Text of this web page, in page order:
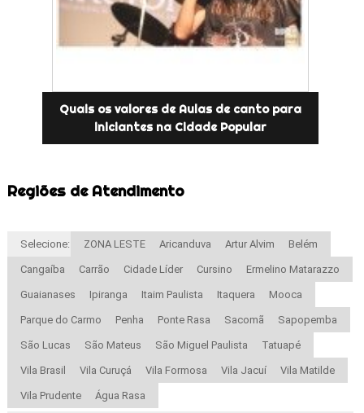
Quais os valores de Aulas de canto para
iniciantes na Cidade Popular
Regiões de Atendimento
Selecione: ZONA LESTE Aricanduva Artur Alvim Belém
Cangaíba Carrão Cidade Líder Cursino Ermelino Matarazzo
Guaianases Ipiranga Itaim Paulista Itaquera Mooca
Parque do Carmo Penha Ponte Rasa Sacomã Sapopemba
São Lucas São Mateus São Miguel Paulista Tatuapé
Vila Brasil Vila Curuçá Vila Formosa Vila Jacuí Vila Matilde
Vila Prudente Água Rasa